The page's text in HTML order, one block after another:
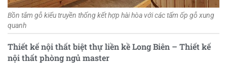
Bồn tắm gỗ kiểu truyền thống kết hợp hài hòa với các tấm ốp gỗ xung
quanh
Thiết kế nội thất biệt thự liền kề Long Biên – Thiết kế
nội thất phòng ngủ master